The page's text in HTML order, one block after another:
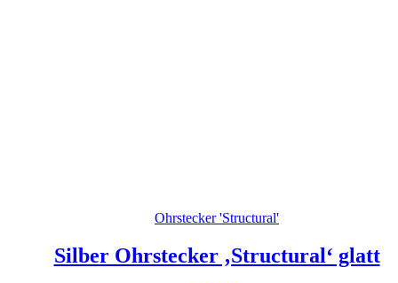
Ohrstecker 'Structural'
Silber Ohrstecker ‚Structural‘ glatt